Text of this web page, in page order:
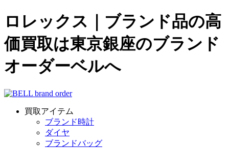
ロレックス｜ブランド品の高
価買取は東京銀座のブランド
オーダーベルへ
買取アイテム
ブランド時計
ダイヤ
ブランドバッグ